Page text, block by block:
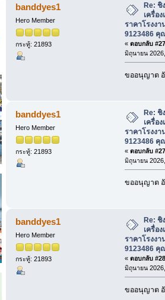
banddyes1
Hero Member
กระทู้: 21893
Re: ชิ
เครื่อ
ราคาโรงงา
9123486 คุ
« ตอบกลับ
มิถุนายน
ขออนุญาต
banddyes1
Hero Member
กระทู้: 21893
Re: ชิ
เครื่อ
ราคาโรงงา
9123486 คุ
« ตอบกลับ
มิถุนายน
ขออนุญาต
banddyes1
Hero Member
กระทู้: 21893
Re: ชิ
เครื่อ
ราคาโรงงา
9123486 คุ
« ตอบกลับ
มิถุนายน
ขออนุญาต